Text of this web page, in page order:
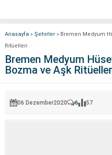
Anasayfa » Şehirler » Bremen Medyum
Ritüelleri
Bremen Medyum
Bozma ve Aşk
06 Dezember2020 6 57